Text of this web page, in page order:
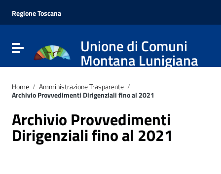
Vai al menu di navigazione
Vai al footer
Regione Toscana
Attiva / disattiva la navigazioneUnione di Comuni
Montana Lunigiana
Home / Amministrazione Trasparente /
Archivio Provvedimenti Dirigenziali fino al 2021
Archivio Provvedimenti
Dirigenziali fino al 2021